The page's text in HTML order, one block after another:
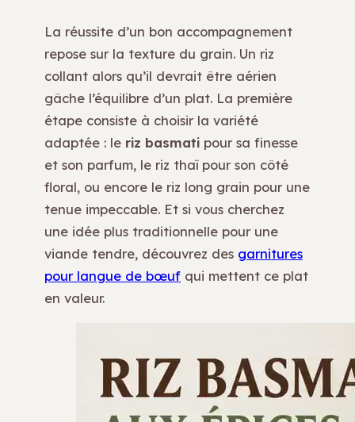
La réussite d’un bon accompagnement
repose sur la texture du grain. Un riz
collant alors qu’il devrait être aérien
gâche l’équilibre d’un plat. La première
étape consiste à choisir la variété
adaptée : le riz basmati pour sa finesse
et son parfum, le riz thaï pour son côté
floral, ou encore le riz long grain pour une
tenue impeccable. Et si vous cherchez
une idée plus traditionnelle pour une
viande tendre, découvrez des garnitures
pour langue de bœuf qui mettent ce plat
en valeur.